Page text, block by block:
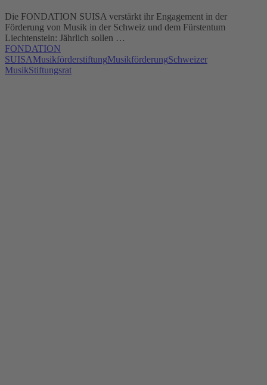
Die FONDATION SUISA verstärkt ihr Engagement in der
Förderung von Musik in der Schweiz und dem Fürstentum
Liechtenstein: Jährlich sollen …
FONDATION
SUISAMusikförderstiftungMusikförderungSchweizer
MusikStiftungsrat